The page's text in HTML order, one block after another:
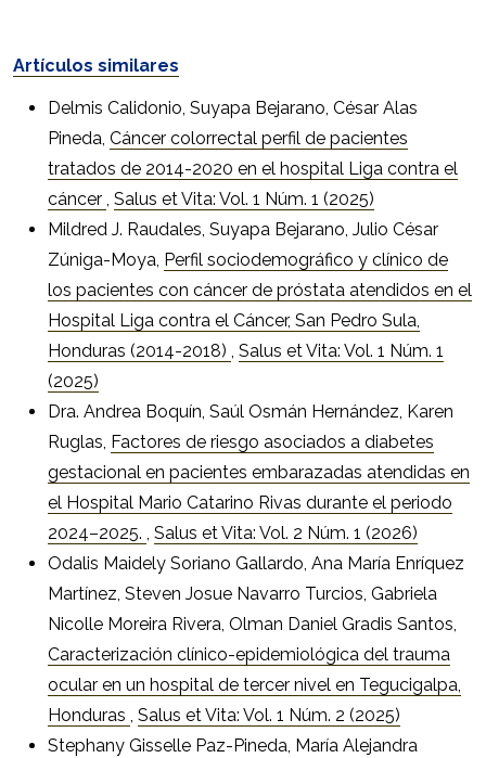
Artículos similares
Delmis Calidonio, Suyapa Bejarano, César Alas
Pineda, Cáncer colorrectal perfil de pacientes
tratados de 2014-2020 en el hospital Liga contra el
cáncer , Salus et Vita: Vol. 1 Núm. 1 (2025)
Mildred J. Raudales, Suyapa Bejarano, Julio César
Zúniga-Moya, Perfil sociodemográfico y clínico de
los pacientes con cáncer de próstata atendidos en el
Hospital Liga contra el Cáncer, San Pedro Sula,
Honduras (2014-2018) , Salus et Vita: Vol. 1 Núm. 1
(2025)
Dra. Andrea Boquín, Saúl Osmán Hernández, Karen
Ruglas, Factores de riesgo asociados a diabetes
gestacional en pacientes embarazadas atendidas en
el Hospital Mario Catarino Rivas durante el periodo
2024–2025. , Salus et Vita: Vol. 2 Núm. 1 (2026)
Odalis Maidely Soriano Gallardo, Ana María Enríquez
Martínez, Steven Josue Navarro Turcios, Gabriela
Nicolle Moreira Rivera, Olman Daniel Gradis Santos,
Caracterización clínico-epidemiológica del trauma
ocular en un hospital de tercer nivel en Tegucigalpa,
Honduras , Salus et Vita: Vol. 1 Núm. 2 (2025)
Stephany Gisselle Paz-Pineda, María Alejandra